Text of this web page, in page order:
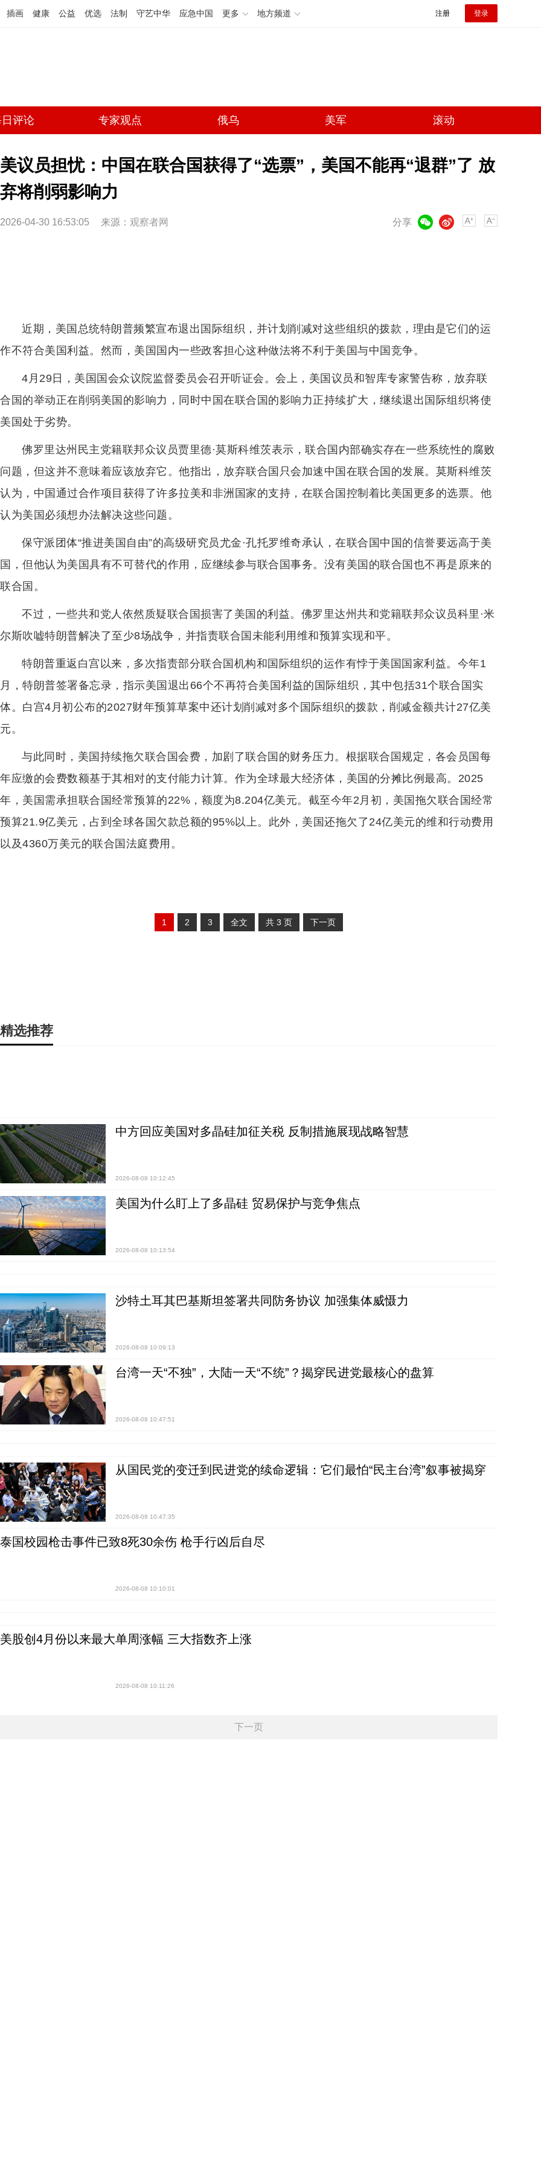
插画 健康 公益 优选 法制 守艺中华 应急中国 更多 地方频道 注册 登录
评论 专家观点 俄乌 美军 滚动
美议员担忧：中国在联合国获得了“选票”，美国不能再“退群”了 放
弃将削弱影响力
2026-04-30 16:53:05 来源： 观察者网 分享
微博
近期，美国总统特朗普频繁宣布退出国际组织，并计划削减对这些组织的拨款，理由是它们的运
作不符合美国利益。然而，美国国内一些政客担心这种做法将不利于美国与中国竞争。
4月29日，美国国会众议院监督委员会召开听证会。会上，美国议员和智库专家警告称，放弃联
合国的举动正在削弱美国的影响力，同时中国在联合国的影响力正持续扩大，继续退出国际组织将使
美国处于劣势。
佛罗里达州民主党籍联邦众议员贾里德·莫斯科维茨表示，联合国内部确实存在一些系统性的腐败
问题，但这并不意味着应该放弃它。他指出，放弃联合国只会加速中国在联合国的发展。莫斯科维茨
认为，中国通过合作项目获得了许多拉美和非洲国家的支持，在联合国控制着比美国更多的选票。他
认为美国必须想办法解决这些问题。
保守派团体“推进美国自由”的高级研究员尤金·孔托罗维奇承认，在联合国中国的信誉要远高于美
国，但他认为美国具有不可替代的作用，应继续参与联合国事务。没有美国的联合国也不再是原来的
联合国。
不过，一些共和党人依然质疑联合国损害了美国的利益。佛罗里达州共和党籍联邦众议员科里·米
尔斯吹嘘特朗普解决了至少8场战争，并指责联合国未能利用维和预算实现和平。
特朗普重返白宫以来，多次指责部分联合国机构和国际组织的运作有悖于美国国家利益。今年1
月，特朗普签署备忘录，指示美国退出66个不再符合美国利益的国际组织，其中包括31个联合国实
体。白宫4月初公布的2027财年预算草案中还计划削减对多个国际组织的拨款，削减金额共计27亿美
元。
与此同时，美国持续拖欠联合国会费，加剧了联合国的财务压力。根据联合国规定，各会员国每
年应缴的会费数额基于其相对的支付能力计算。作为全球最大经济体，美国的分摊比例最高。2025
年，美国需承担联合国经常预算的22%，额度为8.204亿美元。截至今年2月初，美国拖欠联合国经常
预算21.9亿美元，占到全球各国欠款总额的95%以上。此外，美国还拖欠了24亿美元的维和行动费用
以及4360万美元的联合国法庭费用。
1 2 3 全文 共 3 页 下一页
精选推荐
中方回应美国对多晶硅加征关税 反制措施展现战略智慧
2026-08-08 10:12:45
美国为什么盯上了多晶硅 贸易保护与竞争焦点
2026-08-08 10:13:54
沙特土耳其巴基斯坦签署共同防务协议 加强集体威慑力
2026-08-08 10:09:13
台湾一天“不独”，大陆一天“不统”？揭穿民进党最核心的盘算
2026-08-08 10:47:51
从国民党的变迁到民进党的续命逻辑：它们最怕“民主台湾”叙事被揭穿
2026-08-08 10:47:35
泰国校园枪击事件已致8死30余伤 枪手行凶后自尽
2026-08-08 10:10:01
美股创4月份以来最大单周涨幅 三大指数齐上涨
2026-08-08 10:11:26
下一页